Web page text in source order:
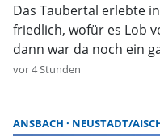
Das Taubertal erlebte
friedlich, wofür es Lob
dann war da noch ein
vor 4 Stunden
ANSBACH NEUSTADT/